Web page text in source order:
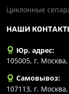
Циклонные
НАШИ
Юр. адрес:
105005, г.
Самовывоз:
107113, г.